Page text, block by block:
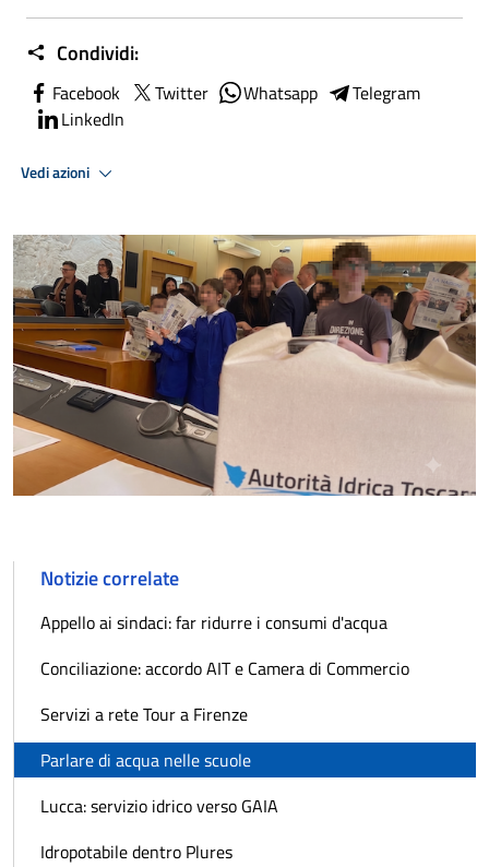
Condividi:
Facebook Twitter Whatsapp
Telegram
LinkedIn
Vedi azioni
Notizie correlate
Appello ai sindaci: far ridurre i consumi d'acqua
Conciliazione: accordo AIT e Camera di Commercio
Servizi a rete Tour a Firenze
Parlare di acqua nelle scuole
Lucca: servizio idrico verso GAIA
Idropotabile dentro Plures